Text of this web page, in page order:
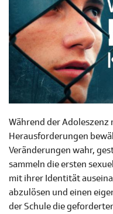
Während der
Herausforderungen
Veränderungen wahr,
sammeln die ersten
mit ihrer Identität
abzulösen und einen
der Schule die